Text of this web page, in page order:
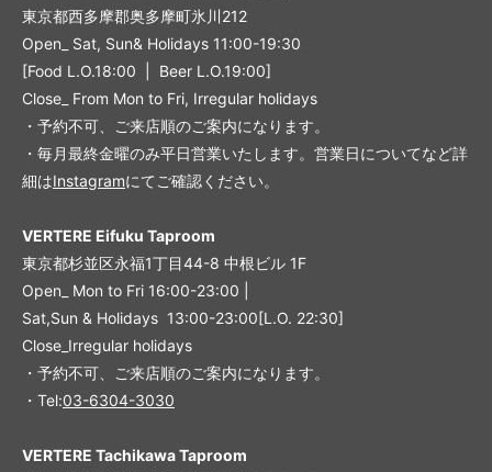
東京都西多摩郡奥多摩町氷川212
Open_ Sat, Sun& Holidays 11:00-19:30
[Food L.O.18:00 | Beer L.O.19:00]
Close_ From Mon to Fri, Irregular holidays
・予約不可、ご来店順のご案内になります。
・毎月最終金曜のみ平日営業いたします。営業日についてなど詳
細はInstagramにてご確認ください。
VERTERE Eifuku Taproom
東京都杉並区永福1丁目44-8 中根ビル 1F
Open_ Mon to Fri 16:00-23:00 |
Sat,Sun & Holidays 13:00-23:00[L.O. 22:30]
Close_Irregular holidays
・予約不可、ご来店順のご案内になります。
・Tel:03-6304-3030
VERTERE Tachikawa Taproom